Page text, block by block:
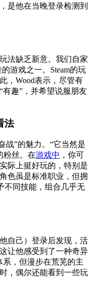
是他在当晚登录检测到
法缺乏新意。我们自家
游戏之一。Steam的玩
，Wood表示，尽管有
趣”，并希望说服朋友
法
战”的魅力。“它当然是
粉丝。在游戏中 ，你可
际上挺好玩的，特别是
色虽是标准职业，但拥
不同技能，组合几乎无
自己）登录后发现，活
让他感受到了一种奇异
系，但漫步在荒芜的主
，偶尔还能看到一些玩